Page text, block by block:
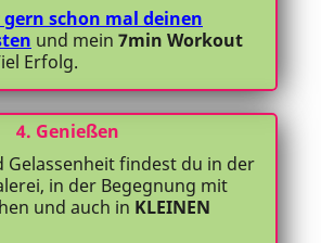
schon mal deinen
und mein 7min Workout
Erfolg.
4. Genießen
Gelassenheit findest du in der
in der Begegnung mit
und auch in KLEINEN